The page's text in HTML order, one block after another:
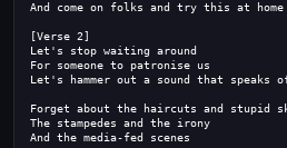
And come on folks and try this at home
[Verse 2]
Let's stop waiting around
For someone to patronise us
Let's hammer out a sound that speaks
Forget about the haircuts and stupid
The stampedes and the irony
And the media-fed scenes